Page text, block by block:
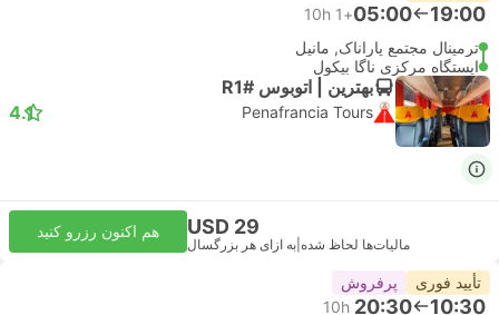
19:00
05:00
+1
10h
ترمینال مجتمع پاراناک, مانیل
ایستگاه مرکزی ناگا بیکول
بهترین | اتوبوس #R1
Penafrancia Tours
4.1
USD 29
مالیات‌ها لحاظ شده به ازای هر بزرگسال
هم اکنون رزرو کنید
تأیید فوری پرفروش
10:30
20:30
10h